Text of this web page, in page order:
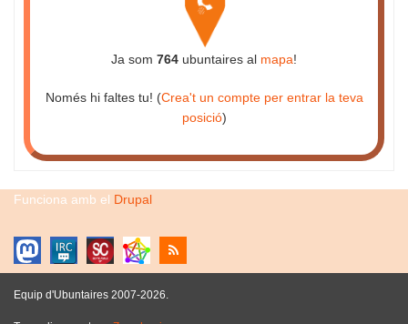
Ja som 764 ubuntaires al mapa!
Només hi faltes tu! (Crea't un compte per entrar la teva
posició)
Funciona amb el Drupal
Equip d'Ubuntaires 2007-2026.